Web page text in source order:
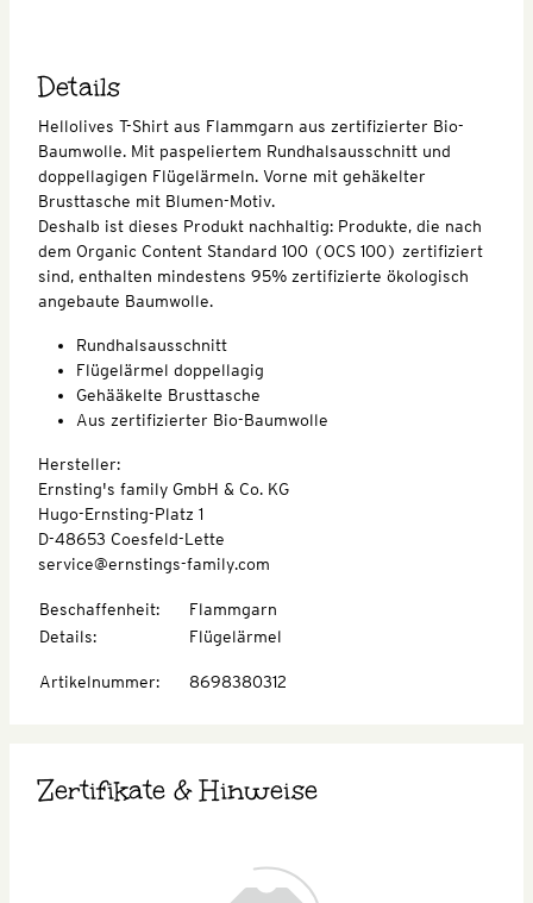
Details
Hellolives T-Shirt aus Flammgarn aus zertifizierter Bio-
Baumwolle. Mit paspeliertem Rundhalsausschnitt und
doppellagigen Flügelärmeln. Vorne mit gehäkelter
Brusttasche mit Blumen-Motiv.
Deshalb ist dieses Produkt nachhaltig: Produkte, die nach
dem Organic Content Standard 100 (OCS 100) zertifiziert
sind, enthalten mindestens 95% zertifizierte ökologisch
angebaute Baumwolle.
Rundhalsausschnitt
Flügelärmel doppellagig
Gehääkelte Brusttasche
Aus zertifizierter Bio-Baumwolle
Hersteller:
Ernsting's family GmbH & Co. KG
Hugo-Ernsting-Platz 1
D-48653 Coesfeld-Lette
service@ernstings-family.com
Beschaffenheit:
Flammgarn
Details: Flügelärmel
Artikelnummer: 8698380312
Zertifikate & Hinweise